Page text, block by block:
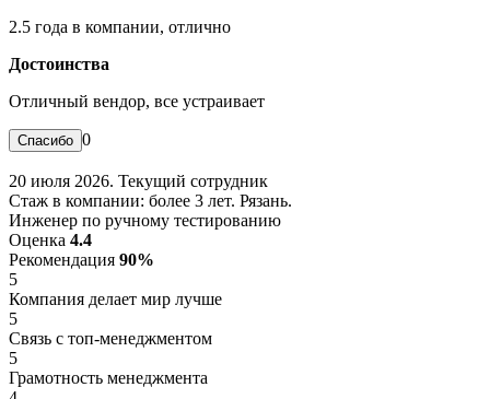
2.5 года в компании, отлично
Достоинства
Отличный вендор, все устраивает
0
20 июля 2026. Текущий сотрудник
Стаж в компании: более 3 лет. Рязань.
Инженер по ручному тестированию
Оценка 4.4
Рекомендация 90%
5
Компания делает мир лучше
5
Связь с топ-менеджментом
5
Грамотность менеджмента